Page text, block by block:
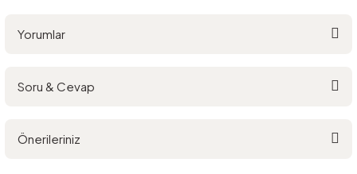
Yorumlar
Soru & Cevap
Önerileriniz